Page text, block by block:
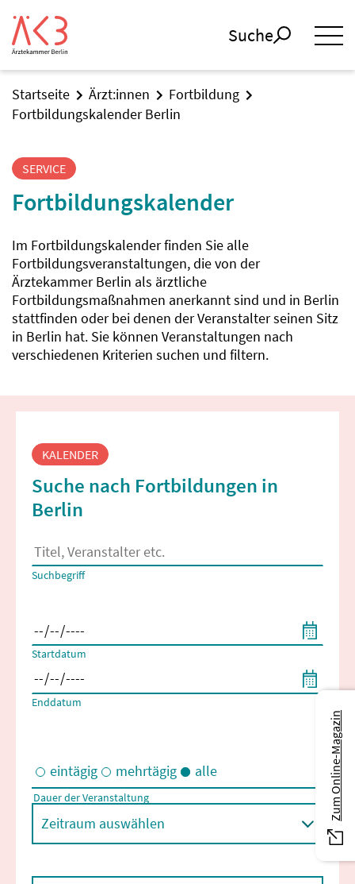
Suche
Startseite Ärzt:innen
Fortbildung
Fortbildungskalender Berlin
SERVICE
Fortbildungskalender
Im Fortbildungskalender finden Sie alle
Fortbildungsveranstaltungen, die von der
Ärztekammer Berlin als ärztliche
Fortbildungsmaßnahmen anerkannt sind und in Berlin
stattfinden oder bei denen der Veranstalter seinen Sitz
in Berlin hat. Sie können Veranstaltungen nach
verschiedenen Kriterien suchen und filtern.
Fortbildungssuche
KALENDER
Suche nach Fortbildungen in
Berlin
Es erscheinen Suchvorschläge, wenn mindestens 2 Zeichen
Suchbegriff
Startdatum
Enddatum
Eintägige und/oder mehrtägige Veranstaltungen
eintägig mehrtägig alle
Dauer der Veranstaltung
Zeitraum auswählen
Zum Online-Magazin